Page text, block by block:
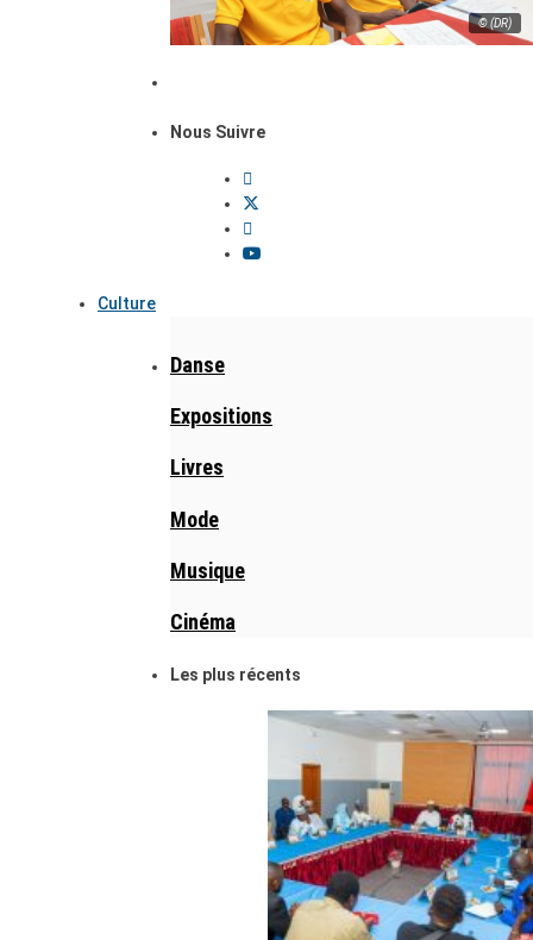
© (DR)
Nous Suivre
Culture
Danse
Expositions
Livres
Mode
Musique
Cinéma
Les plus récents